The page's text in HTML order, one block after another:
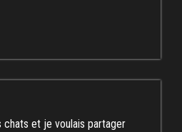
chats et je voulais partager